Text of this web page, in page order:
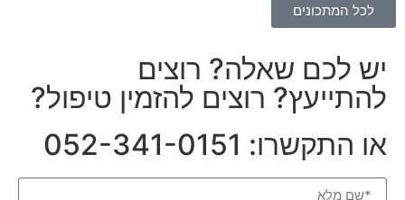
לכל המתכונים
יש לכם שאלה? רוצים
להתייעץ? רוצים להזמין טיפול?
או התקשרו: 052-341-0151